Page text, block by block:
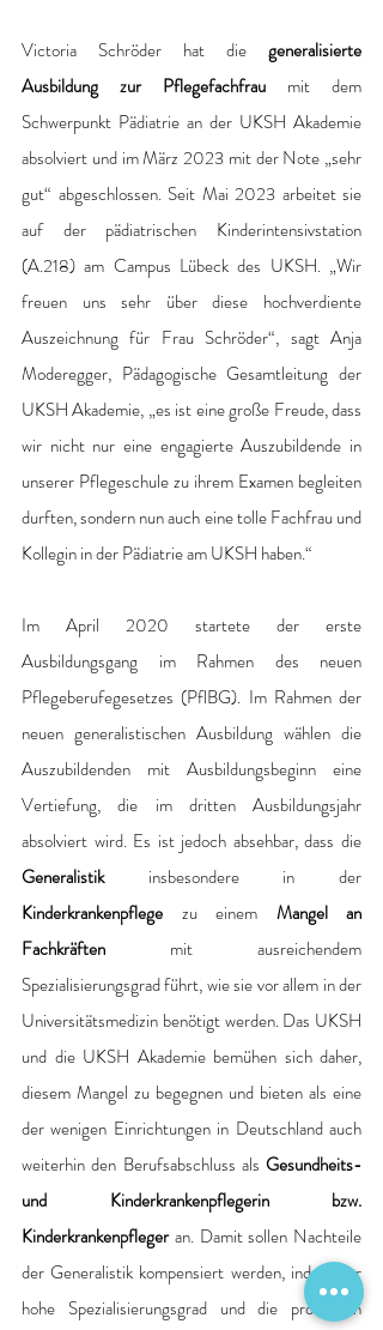
Victoria Schröder hat die generalisierte
Ausbildung zur Pflegefachfrau mit dem
Schwerpunkt Pädiatrie an der UKSH Akademie
absolviert und im März 2023 mit der Note „sehr
gut“ abgeschlossen. Seit Mai 2023 arbeitet sie
auf der pädiatrischen Kinderintensivstation
(A.218) am Campus Lübeck des UKSH. „Wir
freuen uns sehr über diese hochverdiente
Auszeichnung für Frau Schröder“, sagt Anja
Moderegger, Pädagogische Gesamtleitung der
UKSH Akademie, „es ist eine große Freude, dass
wir nicht nur eine engagierte Auszubildende in
unserer Pflegeschule zu ihrem Examen begleiten
durften, sondern nun auch eine tolle Fachfrau und
Kollegin in der Pädiatrie am UKSH haben.“
Im April 2020 startete der erste
Ausbildungsgang im Rahmen des neuen
Pflegeberufegesetzes (PflBG). Im Rahmen der
neuen generalistischen Ausbildung wählen die
Auszubildenden mit Ausbildungsbeginn eine
Vertiefung, die im dritten Ausbildungsjahr
Generalistik
Kinderkrankenpflege zu einem Mangel an
Fachkräften mit ausreichendem
Spezialisierungsgrad führt, wie sie vor allem in der
Universitätsmedizin benötigt werden. Das UKSH
und die UKSH Akademie bemühen sich daher,
diesem Mangel zu begegnen und bieten als eine
der wenigen Einrichtungen in Deutschland auch
weiterhin den Berufsabschluss als Gesundheits-
und Kinderkrankenpflegerin bzw.
Kinderkrankenpfleger an. Damit sollen Nachteile
der Generalistik kompensiert werden, indem der
hohe Spezialisierungsgrad und die profunden